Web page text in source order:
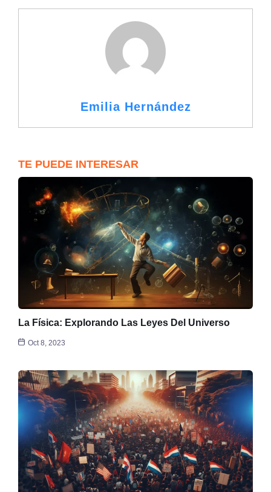
Emilia Hernández
TE PUEDE INTERESAR
La Física: Explorando Las Leyes Del Universo
Oct 8, 2023